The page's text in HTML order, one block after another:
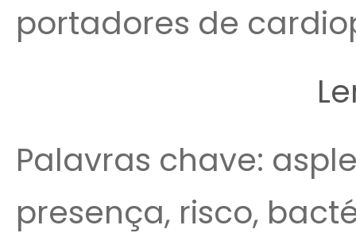
portadores de
Palavras chave:
presença, risco,